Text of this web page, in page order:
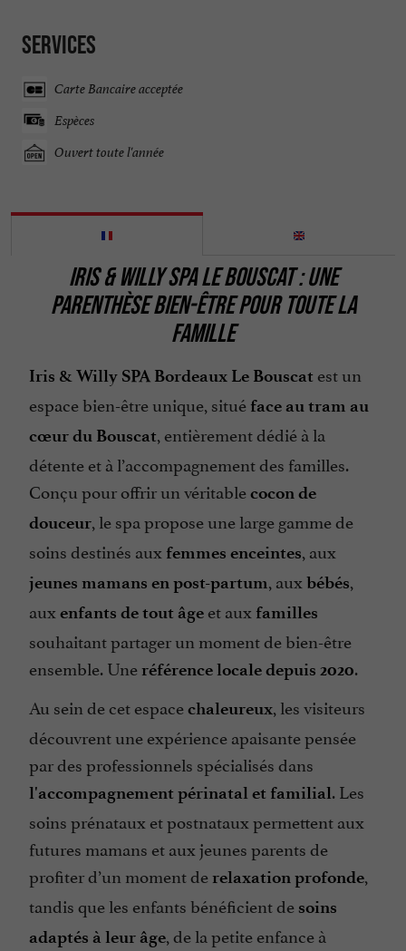
Services
Carte Bancaire acceptée
Espèces
Ouvert toute l'année
IRIS & WILLY SPA LE BOUSCAT : UNE
PARENTHÈSE BIEN-ÊTRE POUR TOUTE LA
FAMILLE
Iris & Willy SPA Bordeaux Le Bouscat est un
espace bien-être unique, situé face au tram au
cœur du Bouscat, entièrement dédié à la
détente et à l’accompagnement des familles.
Conçu pour offrir un véritablecocon de
douceur, le spa propose une large gamme de
soins destinés aux femmes enceintes, aux
jeunes mamans en post-partum, aux bébés,
aux enfants de tout âge et aux familles
souhaitant partager un moment de bien-être
ensemble. Une référence locale depuis 2020.
Au sein de cet espacechaleureux, les visiteurs
découvrent une expérience apaisante pensée
par des professionnels spécialisés dans
l'accompagnement périnatal et familial. Les
soins prénataux et postnataux permettent aux
futures mamans et aux jeunes parents de
profiter d’un moment de relaxation profonde,
tandis que les enfants bénéficient de soins
adaptés à leur âge, de la petite enfance à